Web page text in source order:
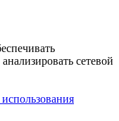
сетевой